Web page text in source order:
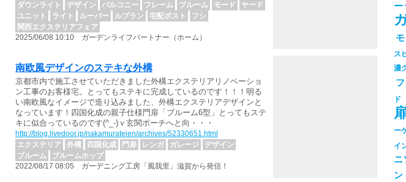
ダウンライト
デザイン バルコニー フレーム ブルーム モード
ヤード
ユニット
ライト ルーバー ルブラン 宅配ポスト
フシ
関西エクステリアフェア
2025/06/08 10:10 ガーデンライフパートナー（ホーム）
南欧風デザインのステキな外構
京都市内で施工させていただきました外構エクステリアリノベーショ
ン工事のお客様宅。とってもステキに完成しているのです！！！明る
い南欧風なイメージで造り込みました、外構エクステリアデザインと
なっています！四国化成の親子仕様門扉「ブルーム6型」とってもステ
キに似合っているのです(^_-)ｖ玄関ポーチへと向・・・
http://blog.livedoor.jp/nakamurateien/archives/52330651.html
エクステリア
外構 四国化成 門扉 レンガ ガレージ
デザイン
ブルーム
ブルームホップ
2022/08/17 08:05 ガーデニング工房「風我里」滋賀から発信！
ー
ス
濃
ド
ー
イ
ニ
ン